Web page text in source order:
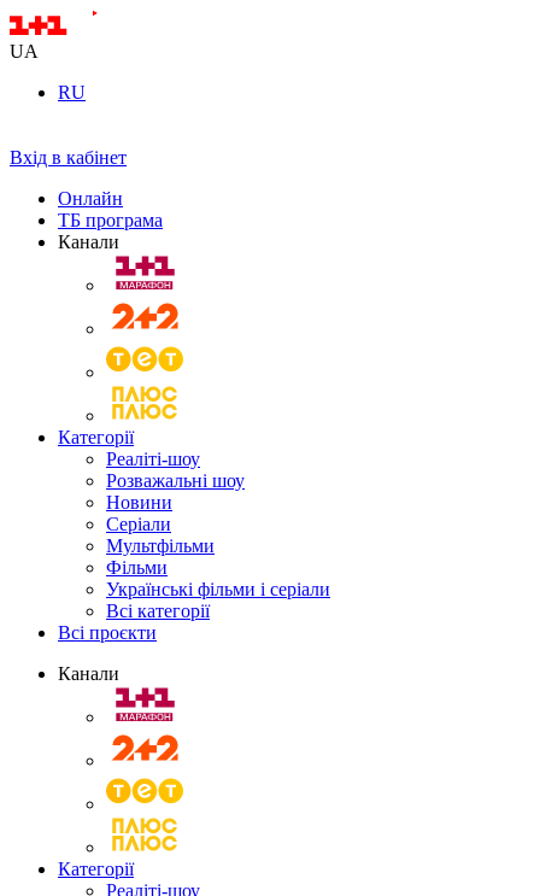
UA
RU
Вхід в кабінет
Онлайн
ТБ програма
Канали
Категорії
Реаліті-шоу
Розважальні шоу
Новини
Серіали
Мультфільми
Фільми
Українські фільми і серіали
Всі категорії
Всі проєкти
Канали
Категорії
Реаліті-шоу